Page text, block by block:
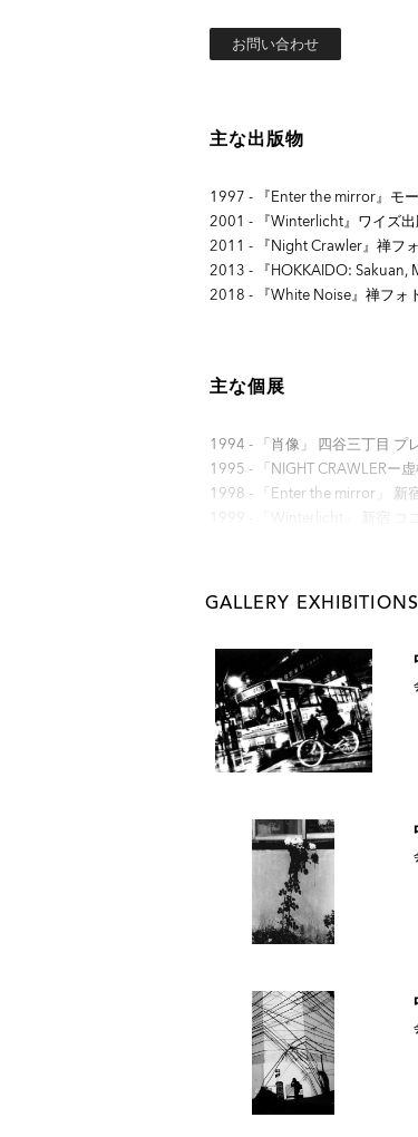
お問い合わせ
主な出版物
1997 - 『Enter the mirror』モ
2001 - 『Winterlicht』ワイズ出
2011 - 『Night Crawler』禅フ
2013 - 『HOKKAIDO: Sakuan,
2018 - 『White Noise』禅フォ
主な個展
1994 - 「肖像」 四谷三丁目 プ
1995 - 「NIGHT CRAWLERー
1998 - 「Enter the mirror」 新
1999 - 「Winterlicht」 新宿 コ
2003 - 「Deep Habana」 新宿
ーニエプス；「STREET
2004 - 「STREET RAMBLER
2005 - 「STREET RAMBLER -
2006 - 「From Bulgaria」 新宿
2007 - 「Fragments of Reality
四谷三丁目 ギャラリーニエプ
2008 -「STREET RAMBLER -
2009 -「Bulgaria」 茅場町 森
2011 -「Night Crawler」 渋谷
苑・プレイスM、四谷三丁目・
ンギャラリー 「Winterlicht」フ
2012 - 「STREET RAMBLER-
GALLERY EXHIBITIONS